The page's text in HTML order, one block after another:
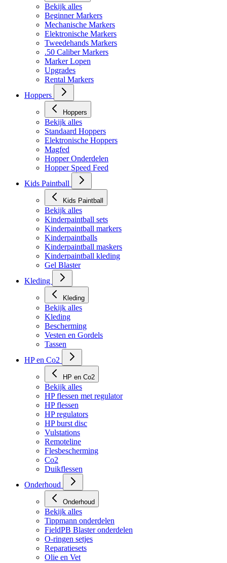
Bekijk alles
Beginner Markers
Mechanische Markers
Elektronische Markers
Tweedehands Markers
.50 Caliber Markers
Marker Lopen
Upgrades
Rental Markers
Hoppers
Hoppers
Bekijk alles
Standaard Hoppers
Elektronische Hoppers
Magfed
Hopper Onderdelen
Hopper Speed Feed
Kids Paintball
Kids Paintball
Bekijk alles
Kinderpaintball sets
Kinderpaintball markers
Kinderpaintballs
Kinderpaintball maskers
Kinderpaintball kleding
Gel Blaster
Kleding
Kleding
Bekijk alles
Kleding
Bescherming
Vesten en Gordels
Tassen
HP en Co2
HP en Co2
Bekijk alles
HP flessen met regulator
HP flessen
HP regulators
HP burst disc
Vulstations
Remoteline
Flesbescherming
Co2
Duikflessen
Onderhoud
Onderhoud
Bekijk alles
Tippmann onderdelen
FieldPB Blaster onderdelen
O-ringen setjes
Reparatiesets
Olie en Vet